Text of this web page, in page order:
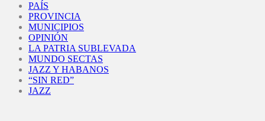
PAÍS
PROVINCIA
MUNICIPIOS
OPINIÓN
LA PATRIA SUBLEVADA
MUNDO SECTAS
JAZZ Y HABANOS
“SIN RED”
JAZZ